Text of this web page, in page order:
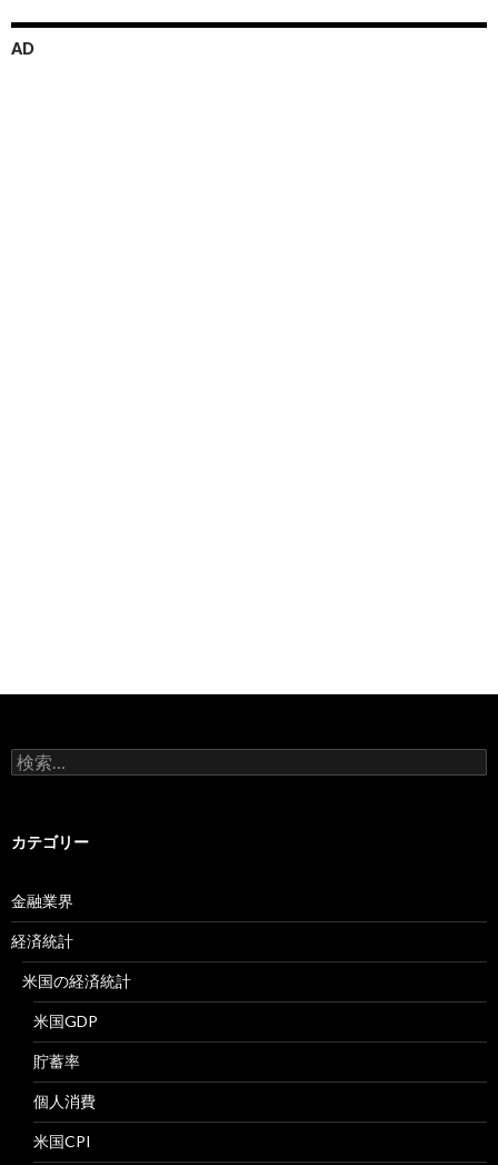
AD
検
索:
カテゴリー
金融業界
経済統計
米国の経済統計
米国GDP
貯蓄率
個人消費
米国CPI